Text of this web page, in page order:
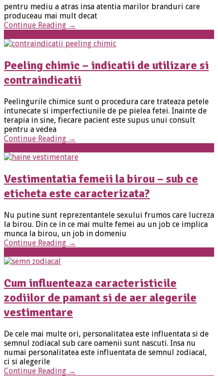
pentru mediu a atras insa atentia marilor branduri care
produceau mai mult decat
Continue Reading →
Peeling chimic – indicatii de utilizare si
contraindicatii
Peelingurile chimice sunt o procedura care trateaza petele
intunecate si imperfectiunile de pe pielea fetei. Inainte de
terapia in sine, fiecare pacient este supus unui consult
pentru a vedea
Continue Reading →
Vestimentatia femeii la birou – sub ce
eticheta este caracterizata?
Nu putine sunt reprezentantele sexului frumos care lucreza
la birou. Din ce in ce mai multe femei au un job ce implica
munca la birou, un job in domeniu
Continue Reading →
Cum influenteaza caracteristicile
zodiilor de pamant si de aer alegerile
vestimentare
De cele mai multe ori, personalitatea este influentata si de
semnul zodiacal sub care oamenii sunt nascuti. Insa nu
numai personalitatea este influentata de semnul zodiacal,
ci si alegerile
Continue Reading →